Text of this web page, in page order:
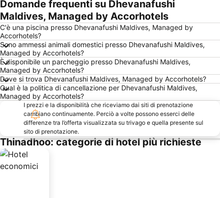
Domande frequenti su Dhevanafushi
Maldives, Managed by Accorhotels
C'è una piscina presso Dhevanafushi Maldives, Managed by
Accorhotels?
Sono ammessi animali domestici presso Dhevanafushi Maldives,
Managed by Accorhotels?
È disponibile un parcheggio presso Dhevanafushi Maldives,
Managed by Accorhotels?
Dove si trova Dhevanafushi Maldives, Managed by Accorhotels?
Qual è la politica di cancellazione per Dhevanafushi Maldives,
Managed by Accorhotels?
I prezzi e la disponibilità che riceviamo dai siti di prenotazione
cambiano continuamente. Perciò a volte possono esserci delle
differenze tra l’offerta visualizzata su trivago e quella presente sul
sito di prenotazione.
Thinadhoo: categorie di hotel più richieste